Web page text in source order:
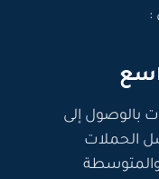
:
بالوصول إلى
الحملات
والمتوسطة